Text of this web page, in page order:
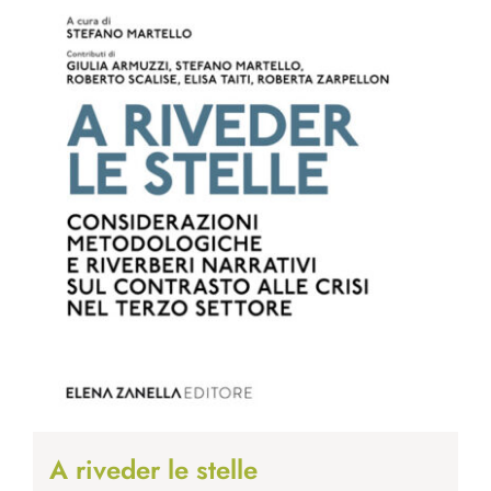
A riveder le stelle